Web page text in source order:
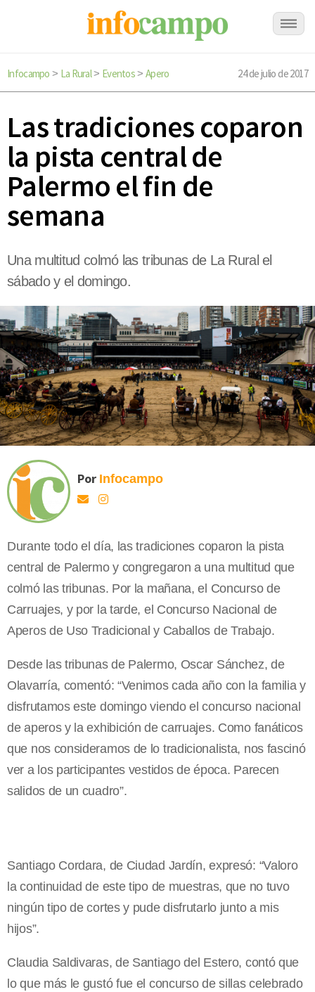
Infocampo > La Rural> Eventos> Apero 24 de julio de 2017
Las tradiciones coparon
la pista central de
Palermo el fin de
semana
Una multitud colmó las tribunas de La Rural el
sábado y el domingo.
Por Infocampo
Durante todo el día, las tradiciones coparon la pista
central de Palermo y congregaron a una multitud que
colmó las tribunas. Por la mañana, el Concurso de
Carruajes, y por la tarde, el Concurso Nacional de
Aperos de Uso Tradicional y Caballos de Trabajo.
Desde las tribunas de Palermo, Oscar Sánchez, de
Olavarría, comentó: “Venimos cada año con la familia y
disfrutamos este domingo viendo el concurso nacional
de aperos y la exhibición de carruajes. Como fanáticos
que nos consideramos de lo tradicionalista, nos fascinó
ver a los participantes vestidos de época. Parecen
salidos de un cuadro”.
Santiago Cordara, de Ciudad Jardín, expresó: “Valoro
la continuidad de este tipo de muestras, que no tuvo
ningún tipo de cortes y pude disfrutarlo junto a mis
hijos”.
Claudia Saldivaras, de Santiago del Estero, contó que
lo que más le gustó fue el concurso de sillas celebrado